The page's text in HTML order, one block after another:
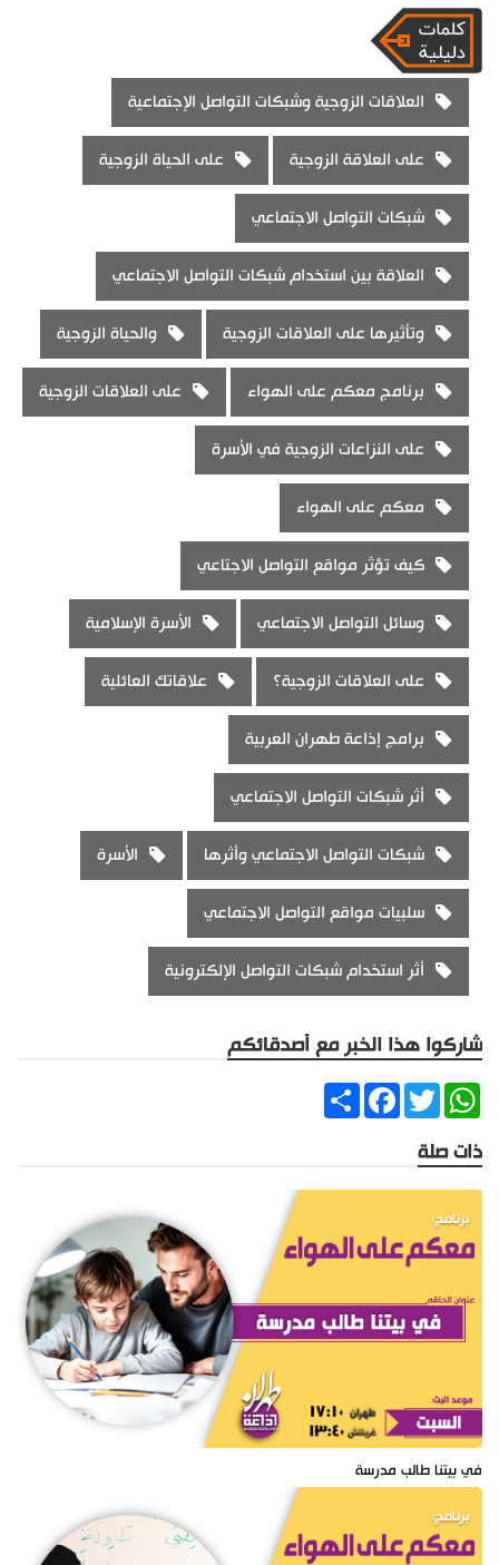
العلاقات الزوجية وشبكات التواصل الإجتماعية
على العلاقة الزوجية على الحياة الزوجية
شبكات التواصل الاجتماعي
العلاقة بين استخدام شبكات التواصل الاجتماعي
وتأثيرها على العلاقات الزوجية والحياة الزوجية
برنامج معكم على الهواء على العلاقات الزوجية
على النزاعات الزوجية في الأسرة
معكم على الهواء
كيف تؤثر مواقع التواصل الاجتاعي
وسائل التواصل الاجتماعي الأسرة الإسلامية
على العلاقات الزوجية؟ علاقاتك العائلية
برامج إذاعة طهران العربية
أثر شبكات التواصل الاجتماعي
شبكات التواصل الاجتماعي وأثرها الأسرة
سلبيات مواقع التواصل الاجتماعي
أثر استخدام شبكات التواصل الإلكترونية
شاركوا هذا الخبر مع أصدقائكم
ShareFacebookTwitter
WhatsApp
ذات صلة
في بيتنا طالب مدرسة